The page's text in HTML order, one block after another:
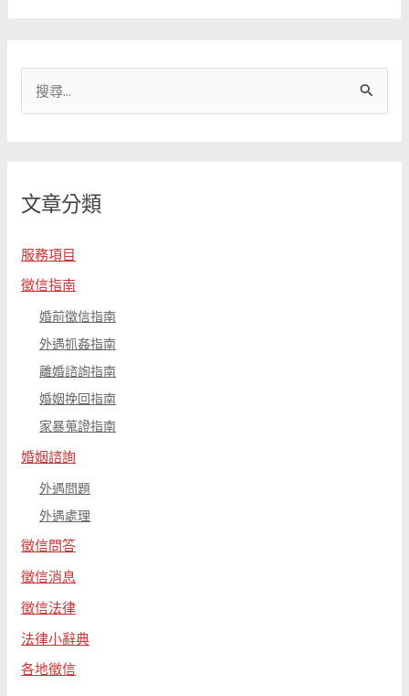
字
文章分類
服務項目
徵信指南
婚前徵信指南
外遇抓姦指南
離婚諮詢指南
婚姻挽回指南
家暴蒐證指南
婚姻諮詢
外遇問題
外遇處理
徵信問答
徵信消息
徵信法律
法律小辭典
各地徵信